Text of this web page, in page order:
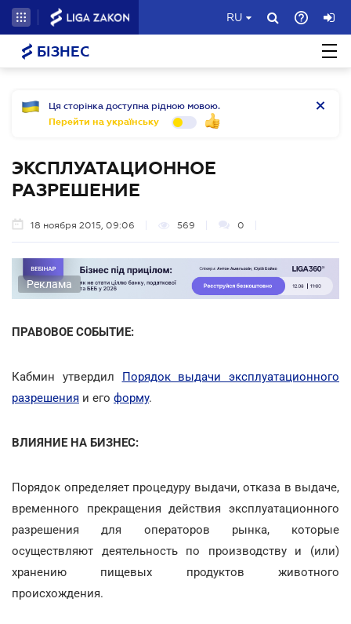
RU
БІЗНЕС
Ця сторінка доступна рідною мовою.
Перейти на українську
ЭКСПЛУАТАЦИОННОЕ
РАЗРЕШЕНИЕ
18 ноября 2015, 09:06 569 0
Реклама
ПРАВОВОЕ СОБЫТИЕ:
Кабмин утвердил Порядок выдачи эксплуатационного
разрешения и его форму.
ВЛИЯНИЕ НА БИЗНЕС:
Порядок определяет процедуру выдачи, отказа в выдаче,
временного прекращения действия эксплуатационного
разрешения для операторов рынка, которые
осуществляют деятельность по производству и (или)
хранению пищевых продуктов животного
происхождения.